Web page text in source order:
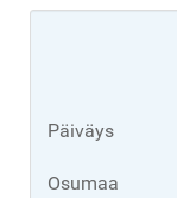
Päiväys
Osumaa